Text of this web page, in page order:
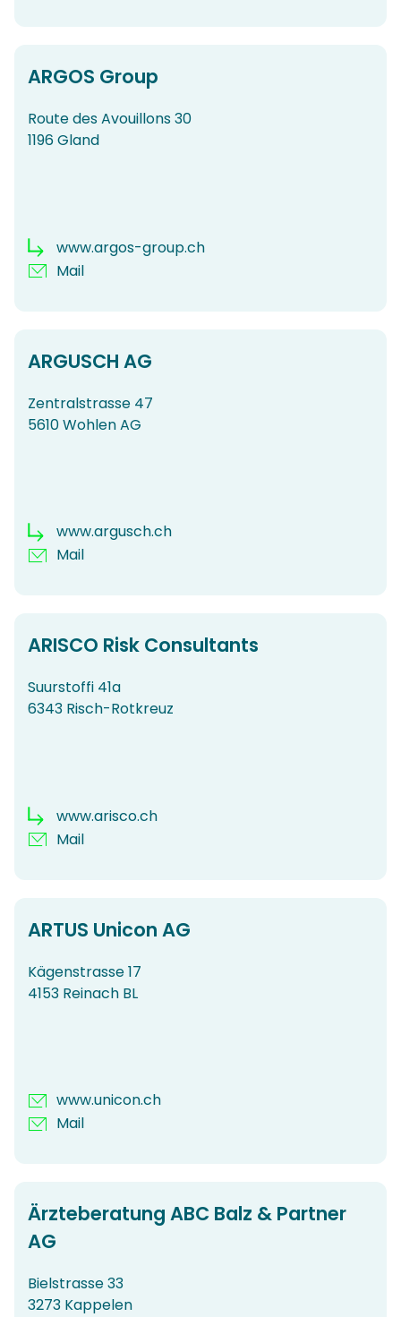
ARGOS Group
Route des Avouillons 30
1196 Gland
www.argos-group.ch
Mail
ARGUSCH AG
Zentralstrasse 47
5610 Wohlen AG
www.argusch.ch
Mail
ARISCO Risk Consultants
Suurstoffi 41a
6343 Risch-Rotkreuz
www.arisco.ch​​​​​​​
Mail
ARTUS Unicon AG
Kägenstrasse 17
4153 Reinach BL
www.unicon.ch
Mail
Ärzteberatung ABC Balz & Partner
AG
Bielstrasse 33
3273 Kappelen